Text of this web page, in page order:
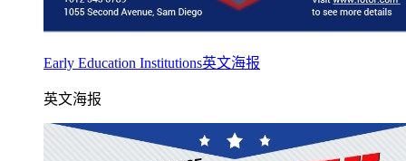
Early Education Institutions英文海报
英文海报